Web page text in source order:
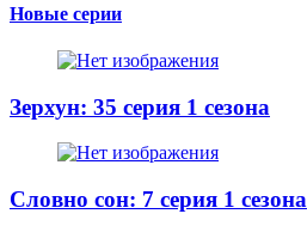
Новые серии
Зерхун: 35 серия 1 сезона
Словно сон: 7 серия 1 сезона